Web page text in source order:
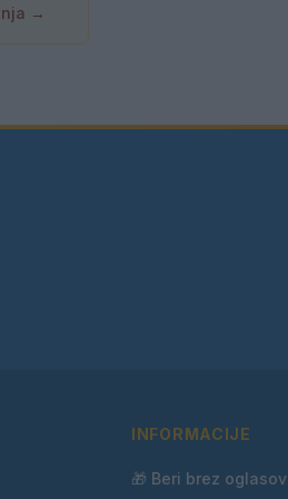
→
INFORMACIJE
🎁 Beri brez oglasov